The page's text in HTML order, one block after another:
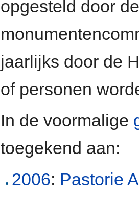
opgesteld door
jaarlijks door de
of personen
In de voormalige
toegekend aan:
2006: Pastorie